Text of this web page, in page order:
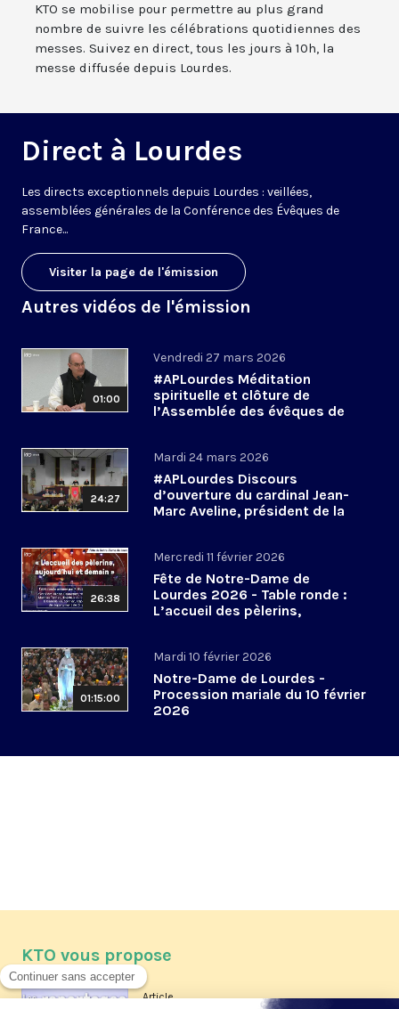
KTO se mobilise pour permettre au plus grand
nombre de suivre les célébrations quotidiennes des
messes. Suivez en direct, tous les jours à 10h, la
messe diffusée depuis Lourdes.
Direct à Lourdes
Les directs exceptionnels depuis Lourdes : veillées,
assemblées générales de la Conférence des Évêques de
France...
Visiter la page de l'émission
Autres vidéos de l'émission
01:00
Vendredi 27 mars 2026
#APLourdes Méditation
spirituelle et clôture de
l’Assemblée des évêques de
24:27
Mardi 24 mars 2026
#APLourdes Discours
d’ouverture du cardinal Jean-
Marc Aveline, président de la
26:38
Mercredi 11 février 2026
Fête de Notre-Dame de
Lourdes 2026 - Table ronde :
L’accueil des pèlerins,
01:15:00
Mardi 10 février 2026
Notre-Dame de Lourdes -
Procession mariale du 10 février
2026
KTO vous propose
Article